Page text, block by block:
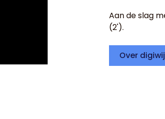
Aan de slag
(2').
Over